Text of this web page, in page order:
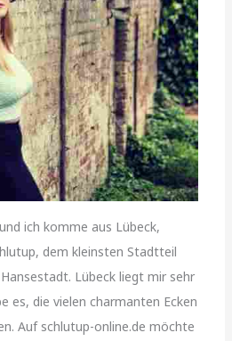
ich komme aus Lübeck,
dem kleinsten Stadtteil
Lübeck liegt mir sehr
es, die vielen charmanten Ecken
Auf schlutup-online.de möchte